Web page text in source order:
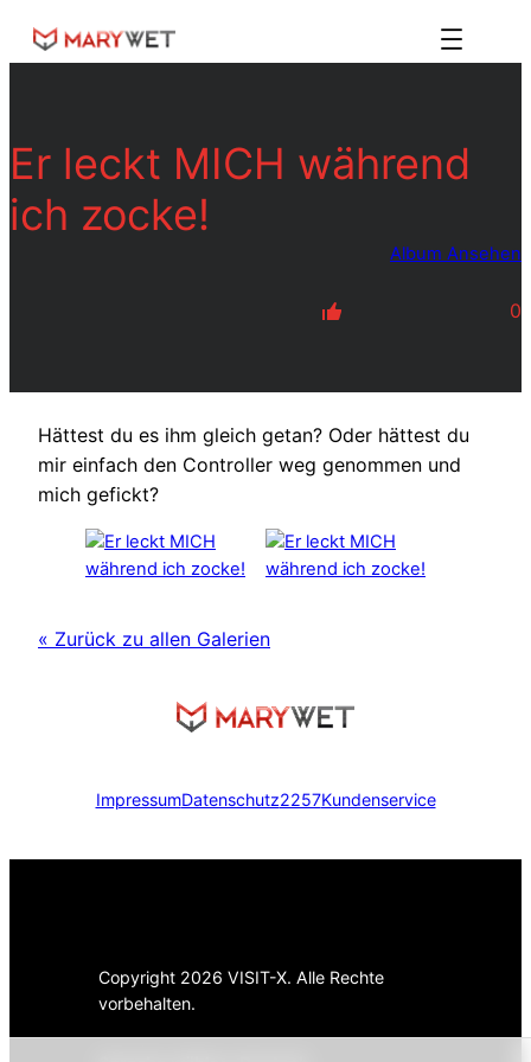
Inhalt
Er leckt MICH während
ich zocke!
Album Ansehen
0
Hättest du es ihm gleich getan? Oder hättest du
mir einfach den Controller weg genommen und
mich gefickt?
« Zurück zu allen Galerien
ImpressumDatenschutz2257Kundenservice
Copyright 2026 VISIT-X. Alle Rechte
vorbehalten.